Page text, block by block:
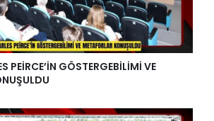
PEİRCE’İN GÖSTERGEBİLİMİ VE